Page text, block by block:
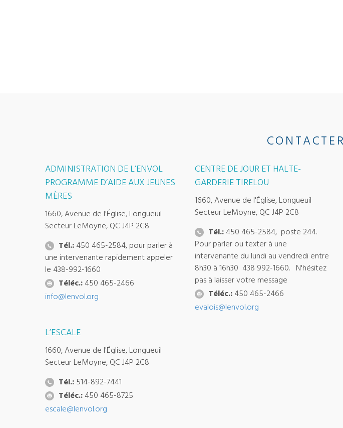
ADMINISTRATION DE L’ENVOL
PROGRAMME D’AIDE AUX JEUNES
MÈRES
1660, Avenue de l'Église, Longueuil
Secteur LeMoyne, QC J4P 2C8
Tél.: 450 465-2584, pour parler à
une intervenante rapidement appeler
le 438-992-1660
Téléc.: 450 465-2466
info@lenvol.org
CENTRE DE JOUR ET HALTE-
GARDERIE TIRELOU
1660, Avenue de l'Église, Longueuil
Secteur LeMoyne, QC J4P 2C8
Tél.:450 465-2584, poste 244.
Pour parler ou texter à une
intervenante du lundi au vendredi entre
8h30 à 16h30 438 992-1660. N'hésitez
pas à laisser votre message
Téléc.:450 465-2466
evalois@lenvol.org
L’ESCALE
1660, Avenue de l'Église, Longueuil
Secteur LeMoyne, QC J4P 2C8
Tél.: 514-892-7441
Téléc.: 450 465-8725
escale@lenvol.org